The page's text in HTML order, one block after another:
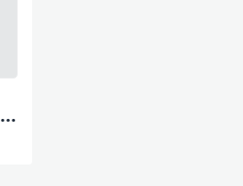
The Captains Fisher 660